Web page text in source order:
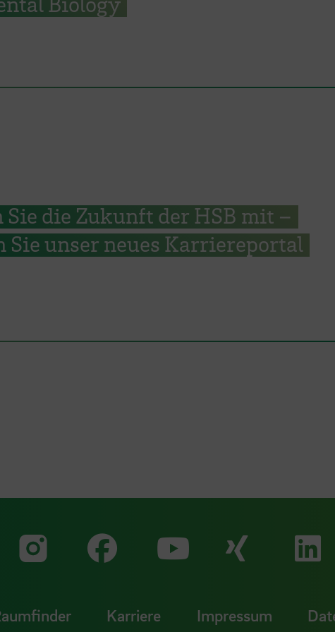
Sie die Zukunft der HSB mit –
Sie unser neues Karriereportal
Zu unserer
Zu
Karriere Impressum